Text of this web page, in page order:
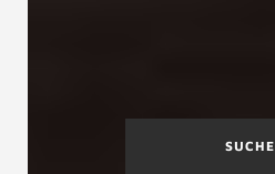
SUCHE